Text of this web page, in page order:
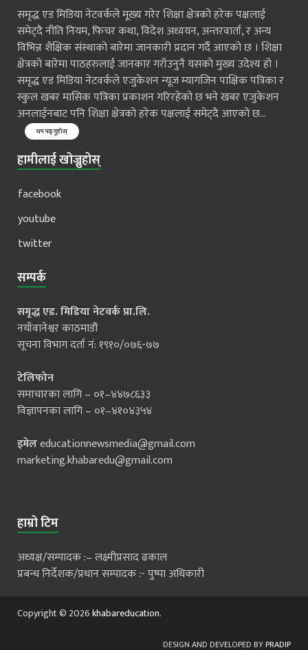
समृद्ध एड मिडिया नेटवर्कले मूख्य गरेर शिक्षा क्षेत्रको हरेक पक्षलाई
समेट्दै नीति नियम, फिचर कथा, विदेश अध्ययन, अन्तरवार्ता, र अन्य
विभिन्न शैक्षिक संस्थाको बारेमा जानकारी प्रदान गर्दै आएको छ । शिक्षा
क्षेत्रको बारेमा पाठहरुलाई जानकार गराँउनुनै यसको मुख्य उदेश्य हो ।
समृद्ध एड मिडिया नेटवर्कले एजुकेशन न्यूज म्यागजिन पाक्षिक पत्रिका र
स्कुल खबर मासिक पत्रिका प्रकाशन गरिरहेको छ भने खबर एजुकेशन
अनलाईनबाट पनि शिक्षा क्षेत्रको हरेक पक्षलाई समेट्दै आएको छ...
थप पढ्नुहोस्
हामीलाई खोज्नुहोस्
facebook
youtube
twitter
सम्पर्क
समृद्ध एड. मिडिया नेटवर्क प्रा.लि.
नयाँवानेश्वर काठमाडौं
सूचना विभाग दर्ता नं: १९१०/०७६-७७
टेलिफोन
समाचारका लागि – ०१–४४७८६३३
विज्ञापनका लागि – ०१–४१०४३५४
इमेलeducationnewsmedia@gmail.com
marketing.khabaredu@gmail.com
हाम्रो टिम
अध्यक्ष/सम्पादक :– लक्ष्मीप्रसाद ढकाल
प्रबन्ध निर्देशक/प्रधान सम्पादक :- पुष्पा अधिकारी
Copyright © 2026khabareducation.
DESIGN AND DEVELOPED BYPRADIP